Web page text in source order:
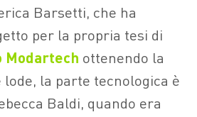
Barsetti, che ha
per la propria tesi di
Modartech ottenendo la
lode, la parte tecnologica è
Baldi, quando era